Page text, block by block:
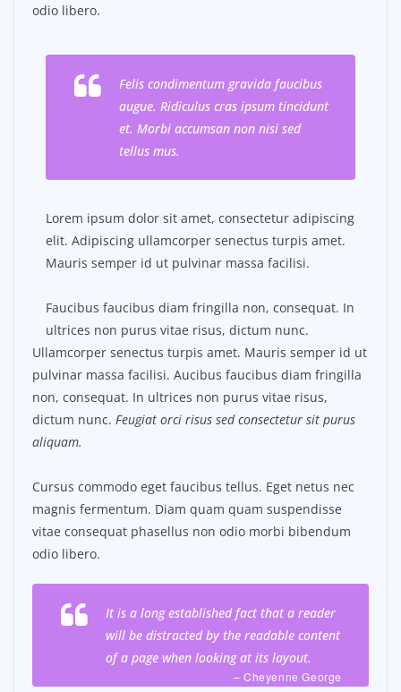
odio libero.
Felis condimentum gravida faucibus
augue. Ridiculus cras ipsum tincidunt
et. Morbi accumsan non nisi sed
tellus mus.
Lorem ipsum dolor sit amet, consectetur adipiscing
elit. Adipiscing ullamcorper senectus turpis amet.
Mauris semper id ut pulvinar massa facilisi.
Faucibus faucibus diam fringilla non, consequat. In
ultrices non purus vitae risus, dictum nunc.
Ullamcorper senectus turpis amet. Mauris semper id ut
pulvinar massa facilisi. Aucibus faucibus diam fringilla
non, consequat. In ultrices non purus vitae risus,
dictum nunc. Feugiat orci risus sed consectetur sit purus
aliquam.
Cursus commodo eget faucibus tellus. Eget netus nec
magnis fermentum. Diam quam quam suspendisse
vitae consequat phasellus non odio morbi bibendum
odio libero.
It is a long established fact that a reader
will be distracted by the readable content
of a page when looking at its layout.
– Cheyenne George